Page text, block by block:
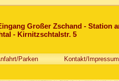
Großer Zschand - Station
- Kirnitzschtalstr. 5
Parken Kontakt/Impressum